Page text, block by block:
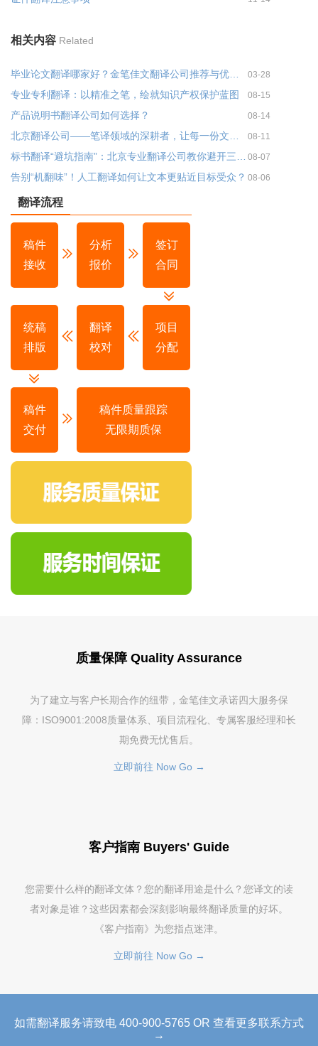
相关内容 Related
03-28
专业专利翻译：以精准之笔，绘就知识产权保护蓝图 08-15
产品说明书翻译公司如何选择？ 08-14
08-11
08-07
告别“机翻味”！人工翻译如何让文本更贴近目标受众？ 08-06
翻译流程
稿件
接收
分析
报价
签订
合同
统稿
排版
翻译
校对
项目
分配
稿件
交付
稿件质量跟踪
无限期质保
质量保障 Quality Assurance
为了建立与客户长期合作的纽带，金笔佳文承诺四大服务保
障：ISO9001:2008质量体系、项目流程化、专属客服经理和长
期免费无忧售后。
立即前往 Now Go →
客户指南 Buyers' Guide
您需要什么样的翻译文体？您的翻译用途是什么？您译文的读
者对象是谁？这些因素都会深刻影响最终翻译质量的好坏。
《客户指南》为您指点迷津。
立即前往 Now Go →
如需翻译服务请致电 400-900-5765 OR 查看更多联系方式
→